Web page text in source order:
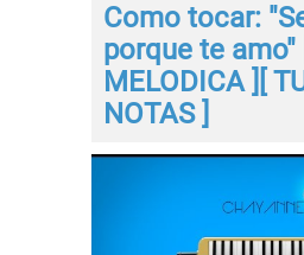
Como tocar:
porque te amo" [
MELODICA ][
NOTAS ]